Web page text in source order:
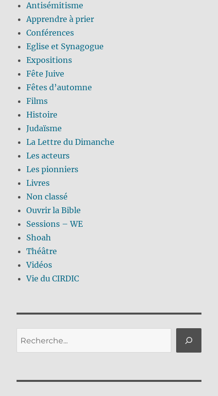
Antisémitisme
Apprendre à prier
Conférences
Eglise et Synagogue
Expositions
Fête Juive
Fêtes d’automne
Films
Histoire
Judaïsme
La Lettre du Dimanche
Les acteurs
Les pionniers
Livres
Non classé
Ouvrir la Bible
Sessions – WE
Shoah
Théâtre
Vidéos
Vie du CIRDIC